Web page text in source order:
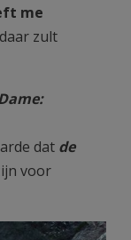
me
zult
dat de
voor